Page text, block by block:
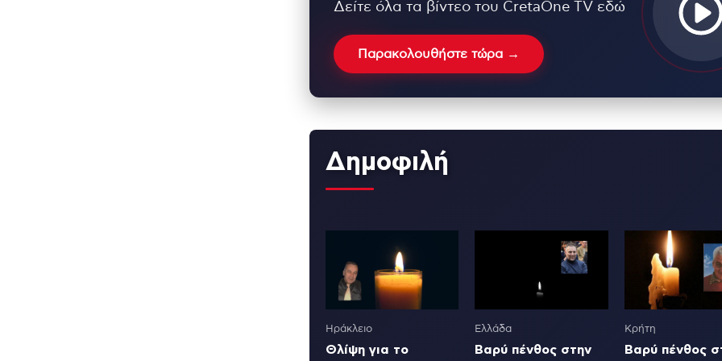
Δείτε όλα τα βίντεο του CretaOne TV εδώ
Παρακολουθήστε τώρα →
Δημοφιλή
Ηράκλειο
Θλίψη για το
Ελλάδα
Βαρύ πένθος στην
Κρήτη
Βαρύ πένθος